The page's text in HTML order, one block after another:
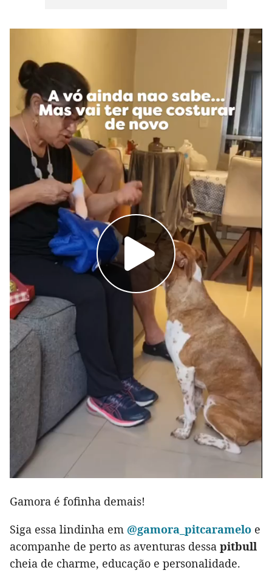
Gamora é fofinha demais!
Siga essa lindinha em @gamora_pitcaramelo e
acompanhe de perto as aventuras dessa pitbull
cheia de charme, educação e personalidade.